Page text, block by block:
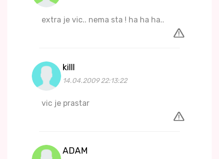
extra je vic.. nema sta ! ha ha ha..
killl
14.04.2009 22:13:22
vic je prastar
ADAM